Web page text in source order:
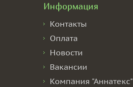
Информация
Контакты
Оплата
Новости
Вакансии
Компания "Аннатекс"